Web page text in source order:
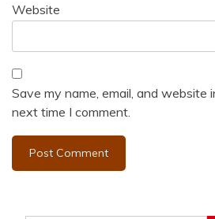
Website
Save my name, email, and website
next time I comment.